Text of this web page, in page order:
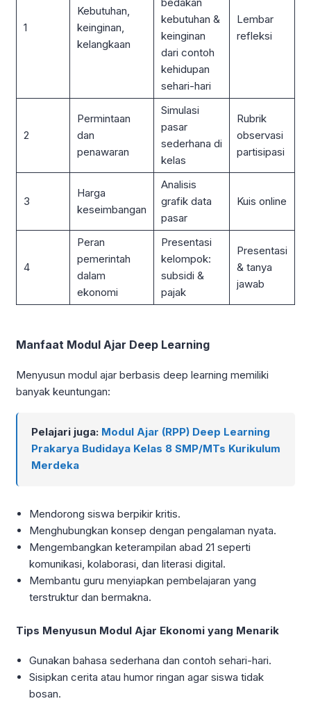
1
Kebutuhan,
keinginan,
kelangkaan
bedakan
kebutuhan &
keinginan
dari contoh
kehidupan
sehari-hari
Lembar
refleksi
2
Permintaan
dan
penawaran
Simulasi
pasar
sederhana di
kelas
Rubrik
observasi
partisipasi
3
Harga
keseimbangan
Analisis
grafik data
pasar
Kuis online
4
Peran
pemerintah
dalam
ekonomi
Presentasi
kelompok:
subsidi &
pajak
Presentasi
& tanya
jawab
Manfaat Modul Ajar Deep Learning
Menyusun modul ajar berbasis deep learning memiliki
banyak keuntungan:
Pelajari juga: Modul Ajar (RPP) Deep Learning
Prakarya Budidaya Kelas 8 SMP/MTs Kurikulum
Merdeka
Mendorong siswa berpikir kritis.
Menghubungkan konsep dengan pengalaman nyata.
Mengembangkan keterampilan abad 21 seperti
komunikasi, kolaborasi, dan literasi digital.
Membantu guru menyiapkan pembelajaran yang
terstruktur dan bermakna.
Tips Menyusun Modul Ajar Ekonomi yang Menarik
Gunakan bahasa sederhana dan contoh sehari-hari.
Sisipkan cerita atau humor ringan agar siswa tidak
bosan.